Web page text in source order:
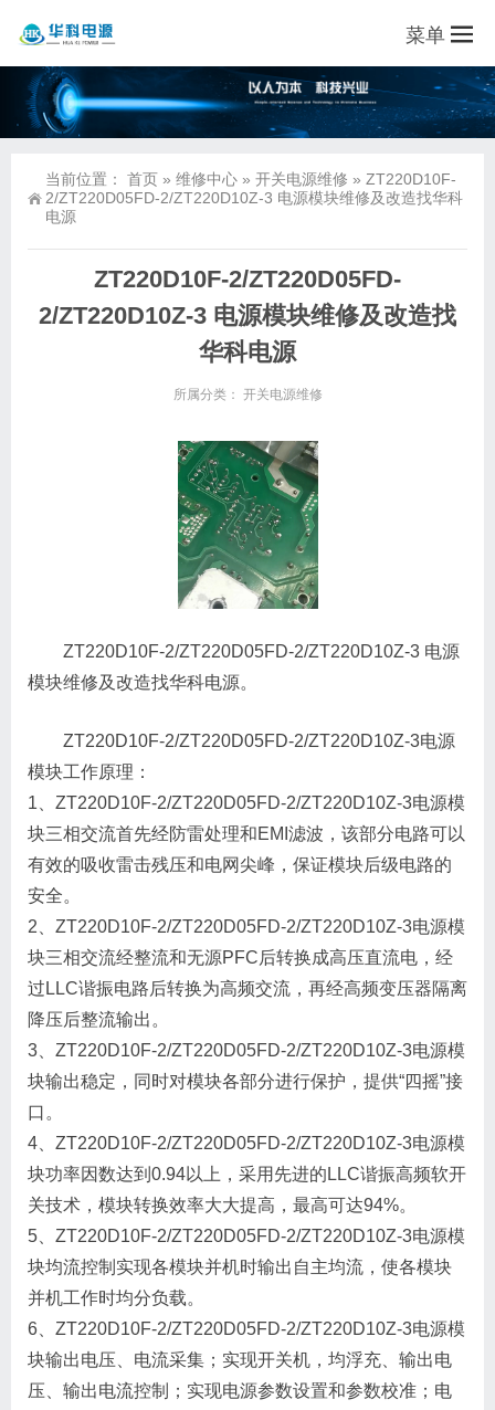
菜单
当前位置： 首页 » 维修中心 » 开关电源维修 » ZT220D10F-
2/ZT220D05FD-2/ZT220D10Z-3 电源模块维修及改造找华科
电源
ZT220D10F-2/ZT220D05FD-
2/ZT220D10Z-3 电源模块维修及改造找
华科电源
所属分类： 开关电源维修
ZT220D10F-2/ZT220D05FD-2/ZT220D10Z-3 电源
模块维修及改造找华科电源。
ZT220D10F-2/ZT220D05FD-2/ZT220D10Z-3电源
模块工作原理：
1、ZT220D10F-2/ZT220D05FD-2/ZT220D10Z-3电源模
块三相交流首先经防雷处理和EMI滤波，该部分电路可以
有效的吸收雷击残压和电网尖峰，保证模块后级电路的
安全。
2、ZT220D10F-2/ZT220D05FD-2/ZT220D10Z-3电源模
块三相交流经整流和无源PFC后转换成高压直流电，经
过LLC谐振电路后转换为高频交流，再经高频变压器隔离
降压后整流输出。
3、ZT220D10F-2/ZT220D05FD-2/ZT220D10Z-3电源模
块输出稳定，同时对模块各部分进行保护，提供“四摇”接
口。
4、ZT220D10F-2/ZT220D05FD-2/ZT220D10Z-3电源模
块功率因数达到0.94以上，采用先进的LLC谐振高频软开
关技术，模块转换效率大大提高，最高可达94%。
5、ZT220D10F-2/ZT220D05FD-2/ZT220D10Z-3电源模
块均流控制实现各模块并机时输出自主均流，使各模块
并机工作时均分负载。
6、ZT220D10F-2/ZT220D05FD-2/ZT220D10Z-3电源模
块输出电压、电流采集；实现开关机，均浮充、输出电
压、输出电流控制；实现电源参数设置和参数校准；电